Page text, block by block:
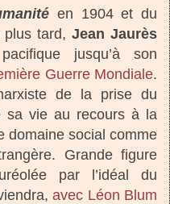
en 1904 et du
plus tard,Jean Jaurès
jusqu’à son
Guerre Mondiale.
de la prise du
sa vie au recours à la
domaine social comme
Grande figure
par l’idéal du
avec Léon Blum